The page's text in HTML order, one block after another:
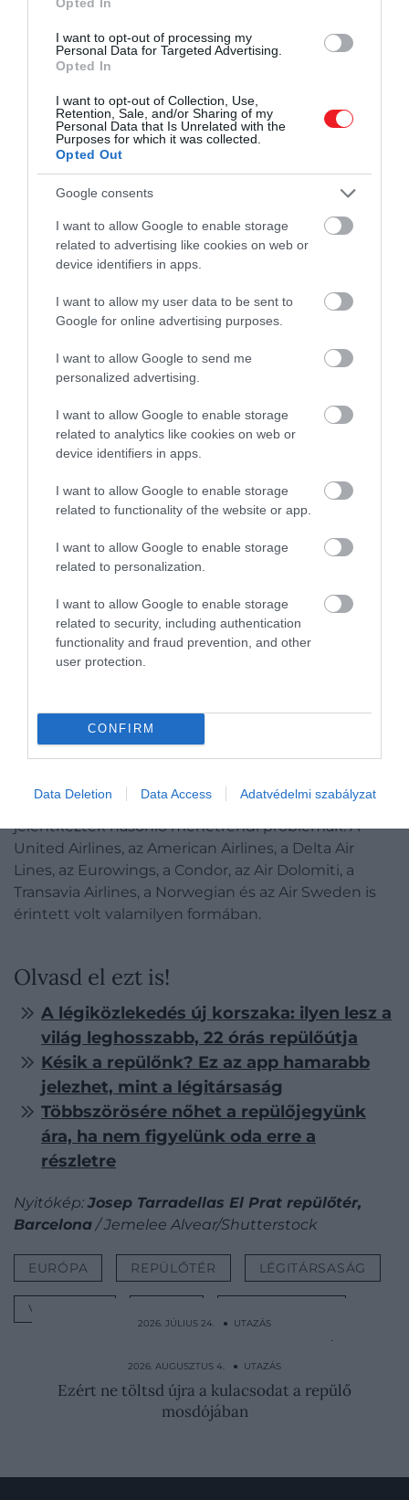
I want to opt-out of processing my
Personal Data for Targeted Advertising.
Opted In
I want to opt-out of Collection, Use,
Retention, Sale, and/or Sharing of my
Personal Data that Is Unrelated with the
Purposes for which it was collected.
Opted Out
Google consents
I want to allow Google to enable storage
related to advertising like cookies on web or
device identifiers in apps.
I want to allow my user data to be sent to
Google for online advertising purposes.
I want to allow Google to send me
personalized advertising.
I want to allow Google to enable storage
related to analytics like cookies on web or
device identifiers in apps.
I want to allow Google to enable storage
related to functionality of the website or app.
I want to allow Google to enable storage
related to personalization.
I want to allow Google to enable storage
related to security, including authentication
functionality and fraud prevention, and other
user protection.
CONFIRM
Data Deletion Data Access Adatvédelmi szabályzat
Firenze, Nápoly és Palermo
akadozott a forgalom: Firenzében 48 késés és öt
törlés, Nápolyban 41 késés és két törlés, Palermóban
pedig 37 késés és két törlés történt.
Ez is érdekelhet!
Itt a friss rangsor: ezek 2026 legjobb
A légitársaságok közül az
Vuelingnél143 késést, aLufthansánál
112 késést és
öt törlést, a KLM-nél pedig 111 késést és nyolc
82, a
Ryanair81, azeasyJet68 késéssel szerepelt az
összesítésben, míg a
British Airwaysnél
és három törlést jegyeztek fel.
Az Air France egyik repülőgépe
A portál szerint világszinten más légitársaságoknál is
jelentkeztek hasonló menetrendi problémák. A
United Airlines, az American Airlines, a Delta Air
Lines, az Eurowings, a Condor, az Air Dolomiti, a
Transavia Airlines, a Norwegian és az Air Sweden is
érintett volt valamilyen formában.
Olvasd el ezt is!
A légiközlekedés új korszaka: ilyen lesz a
világ leghosszabb, 22 órás repülőútja
Késik a repülőnk? Ez az app hamarabb
jelezhet, mint a légitársaság
Többszörösére nőhet a repülőjegyünk
ára, ha nem figyelünk oda erre a
részletre
Nyitókép:Josep Tarradellas El Prat repülőtér,
Barcelona/ Jemelee Alvear/Shutterstock
EURÓPA REPÜLŐTÉR LÉGITÁRSASÁG
VÁLTOZÁS
2026. JÚLIUS 24. ● UTAZÁS
Egy spanyol apa közel harminc éven át
építette ezt a…
2026. AUGUSZTUS 4. ● UTAZÁS
Ezért ne töltsd újra a kulacsodat a repülő
mosdójában